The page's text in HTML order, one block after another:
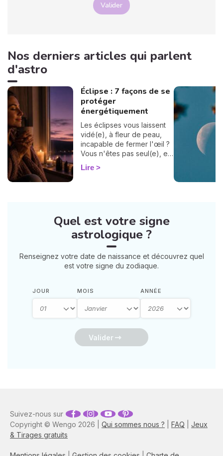
Valider
Nos derniers articles qui parlent
d'astro
Éclipse : 7 façons de se
protéger
énergétiquement
Les éclipses vous laissent
vidé(e), à fleur de peau,
incapable de fermer l'œil ?
Vous n'êtes pas seul(e), et
surtout : ça se traverse en
douceur. Voici 7 gestes
intérieur. 🛡️🌒
Lire
Quel est votre signe
astrologique ?
Renseignez votre date de naissance et découvrez quel
est votre signe du zodiaque.
JOUR MOIS ANNÉE
Valider
Copyright © Wengo 2026 | Qui sommes nous ? FAQ
Jeux
& Tirages gratuits
Suivez-nous sur